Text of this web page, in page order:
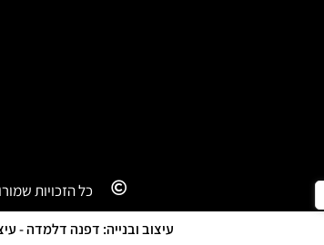
כל הזכויות
עיצוב ובנייה: דפנה דלמדה -